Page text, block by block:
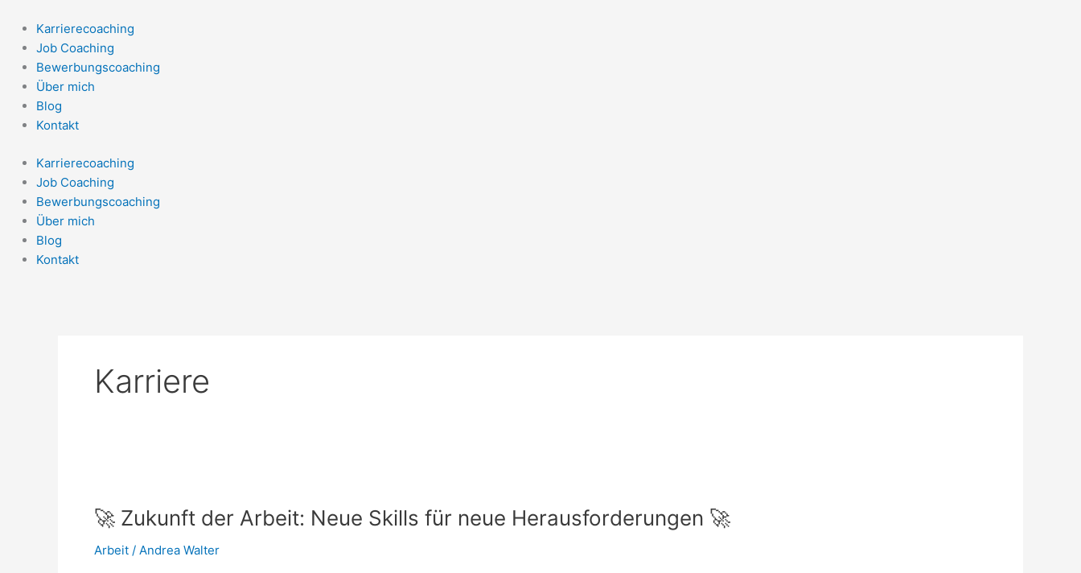
Inhalt
springen
Karrierecoaching
Job Coaching
Bewerbungscoaching
Über mich
Blog
Kontakt
Karrierecoaching
Job Coaching
Bewerbungscoaching
Über mich
Blog
Kontakt
Karriere
🚀 Zukunft der Arbeit: Neue Skills für neue Herausforderungen 🚀
Arbeit / Andrea Walter
der
Arbeit:
Neue